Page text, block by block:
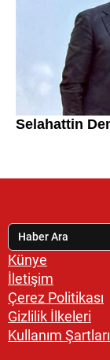
Künye
İletişim
Çerez Politikası
Gizlilik İlkeleri
Kullanım Şartları